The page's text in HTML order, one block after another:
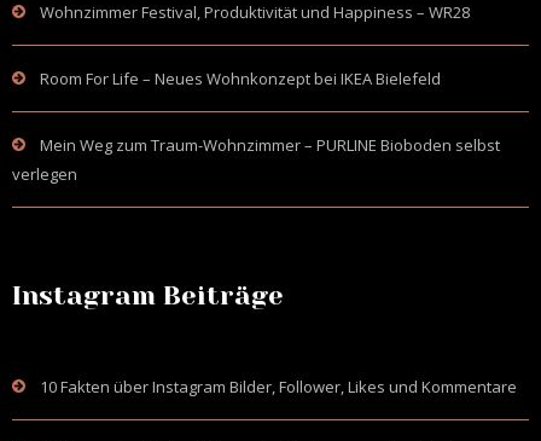
Wohnzimmer Festival, Produktivität und Happiness – WR28
Room For Life – Neues Wohnkonzept bei IKEA Bielefeld
Mein Weg zum Traum-Wohnzimmer – PURLINE Bioboden selbst
verlegen
Instagram Beiträge
10 Fakten über Instagram Bilder, Follower, Likes und Kommentare